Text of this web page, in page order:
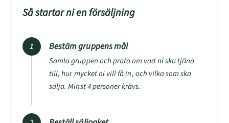
Så startar ni en försäljning
1 Bestäm gruppens mål
Samla gruppen och prata om vad ni ska tjäna
till, hur mycket ni vill få in, och vilka som ska
sälja. Minst 4 personer krävs.